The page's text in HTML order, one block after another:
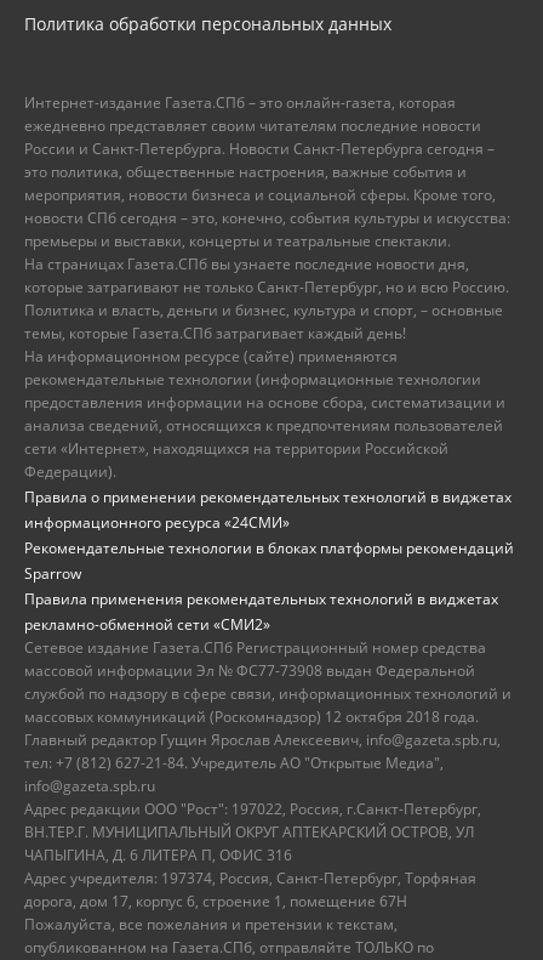
Политика обработки персональных данных
Интернет-издание Газета.СПб – это онлайн-газета, которая
ежедневно представляет своим читателям последние новости
России и Санкт-Петербурга. Новости Санкт-Петербурга сегодня –
это политика, общественные настроения, важные события и
мероприятия, новости бизнеса и социальной сферы. Кроме того,
новости СПб сегодня – это, конечно, события культуры и искусства:
премьеры и выставки, концерты и театральные спектакли.
На страницах Газета.СПб вы узнаете последние новости дня,
которые затрагивают не только Санкт-Петербург, но и всю Россию.
Политика и власть, деньги и бизнес, культура и спорт, – основные
темы, которые Газета.СПб затрагивает каждый день!
На информационном ресурсе (сайте) применяются
рекомендательные технологии (информационные технологии
предоставления информации на основе сбора, систематизации и
анализа сведений, относящихся к предпочтениям пользователей
сети «Интернет», находящихся на территории Российской
Федерации).
Правила о применении рекомендательных технологий в виджетах
информационного ресурса «24СМИ»
Рекомендательные технологии в блоках платформы рекомендаций
Sparrow
Правила применения рекомендательных технологий в виджетах
рекламно-обменной сети «СМИ2»
Сетевое издание Газета.СПб Регистрационный номер средства
массовой информации Эл № ФС77-73908 выдан Федеральной
службой по надзору в сфере связи, информационных технологий и
массовых коммуникаций (Роскомнадзор) 12 октября 2018 года.
Главный редактор Гущин Ярослав Алексеевич, info@gazeta.spb.ru,
тел: +7 (812) 627-21-84. Учредитель АО "Открытые Медиа",
info@gazeta.spb.ru
Адрес редакции ООО "Рост": 197022, Россия, г.Санкт-Петербург,
ВН.ТЕР.Г. МУНИЦИПАЛЬНЫЙ ОКРУГ АПТЕКАРСКИЙ ОСТРОВ, УЛ
ЧАПЫГИНА, Д. 6 ЛИТЕРА П, ОФИС 316
Адрес учредителя: 197374, Россия, Санкт-Петербург, Торфяная
дорога, дом 17, корпус 6, строение 1, помещение 67Н
Пожалуйста, все пожелания и претензии к текстам,
опубликованном на Газета.СПб, отправляйте ТОЛЬКО по